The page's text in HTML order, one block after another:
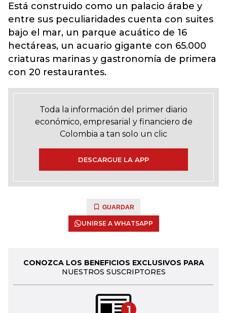
Está construido como un palacio árabe y
entre sus peculiaridades cuenta con suites
bajo el mar, un parque acuático de 16
hectáreas, un acuario gigante con 65.000
criaturas marinas y gastronomía de primera
con 20 restaurantes.
Toda la información del primer diario
económico, empresarial y financiero de
Colombia a tan solo un clic
DESCARGUE LA APP
GUARDAR
UNIRSE A WHATSAPP
CONOZCA LOS BENEFICIOS EXCLUSIVOS PARA
NUESTROS SUSCRIPTORES
1